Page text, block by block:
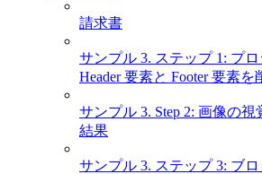
請求書
サンプル 3. ステップ 1: プロ
Header 要素と Footer 要素を
サンプル 3. Step 2: 画像の
結果
サンプル 3. ステップ 3: ブロ